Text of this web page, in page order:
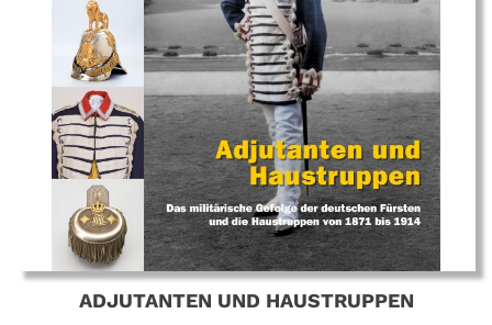
ADJUTANTEN UND HAUSTRUPPEN